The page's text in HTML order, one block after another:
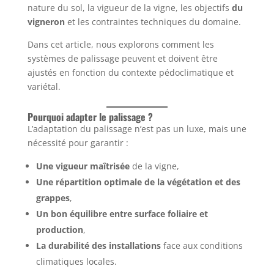
nature du sol, la vigueur de la vigne, les objectifs du
vigneronet les contraintes techniques du domaine.
Dans cet article, nous explorons comment les
systèmes de palissage peuvent et doivent être
ajustés en fonction du contexte pédoclimatique et
variétal.
Pourquoi adapter le palissage ?
L’adaptation du palissage n’est pas un luxe, mais une
nécessité pour garantir :
Une vigueur maîtriséede la vigne,
Une répartition optimale de la végétation et des
grappes,
Un bon équilibre entre surface foliaire et
production,
La durabilité des installationsface aux conditions
climatiques locales.